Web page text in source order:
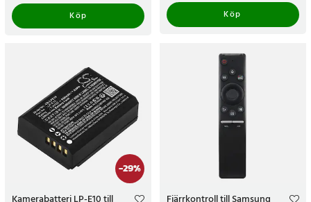
Köp
Köp
-29%